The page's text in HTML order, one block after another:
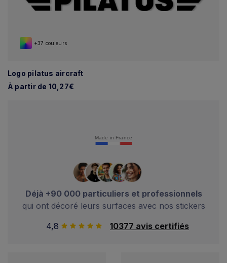
+37 couleurs
Logo pilatus aircraft
À partir de 10,27€
Made in France
Déjà +90 000 particuliers et professionnels
qui ont décoré leurs surfaces avec nos stickers
4,8
10377 avis certifiés